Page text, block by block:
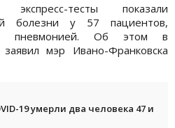
тесты показали
болезни у 57 пациентов,
с пневмонией. Об этом в
мэр Ивано-Франковска
19 умерли два человека 47 и